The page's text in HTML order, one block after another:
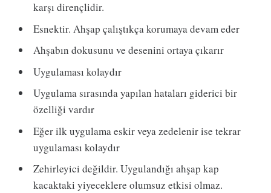
karşı dirençlidir.
Esnektir. Ahşap çalıştıkça korumaya devam eder
Ahşabın dokusunu ve desenini ortaya çıkarır
Uygulaması kolaydır
Uygulama sırasında yapılan hataları giderici bir
özelliği vardır
Eğer ilk uygulama eskir veya zedelenir ise tekrar
uygulaması kolaydır
Zehirleyici değildir. Uygulandığı ahşap kap
kacaktaki yiyeceklere olumsuz etkisi olmaz.